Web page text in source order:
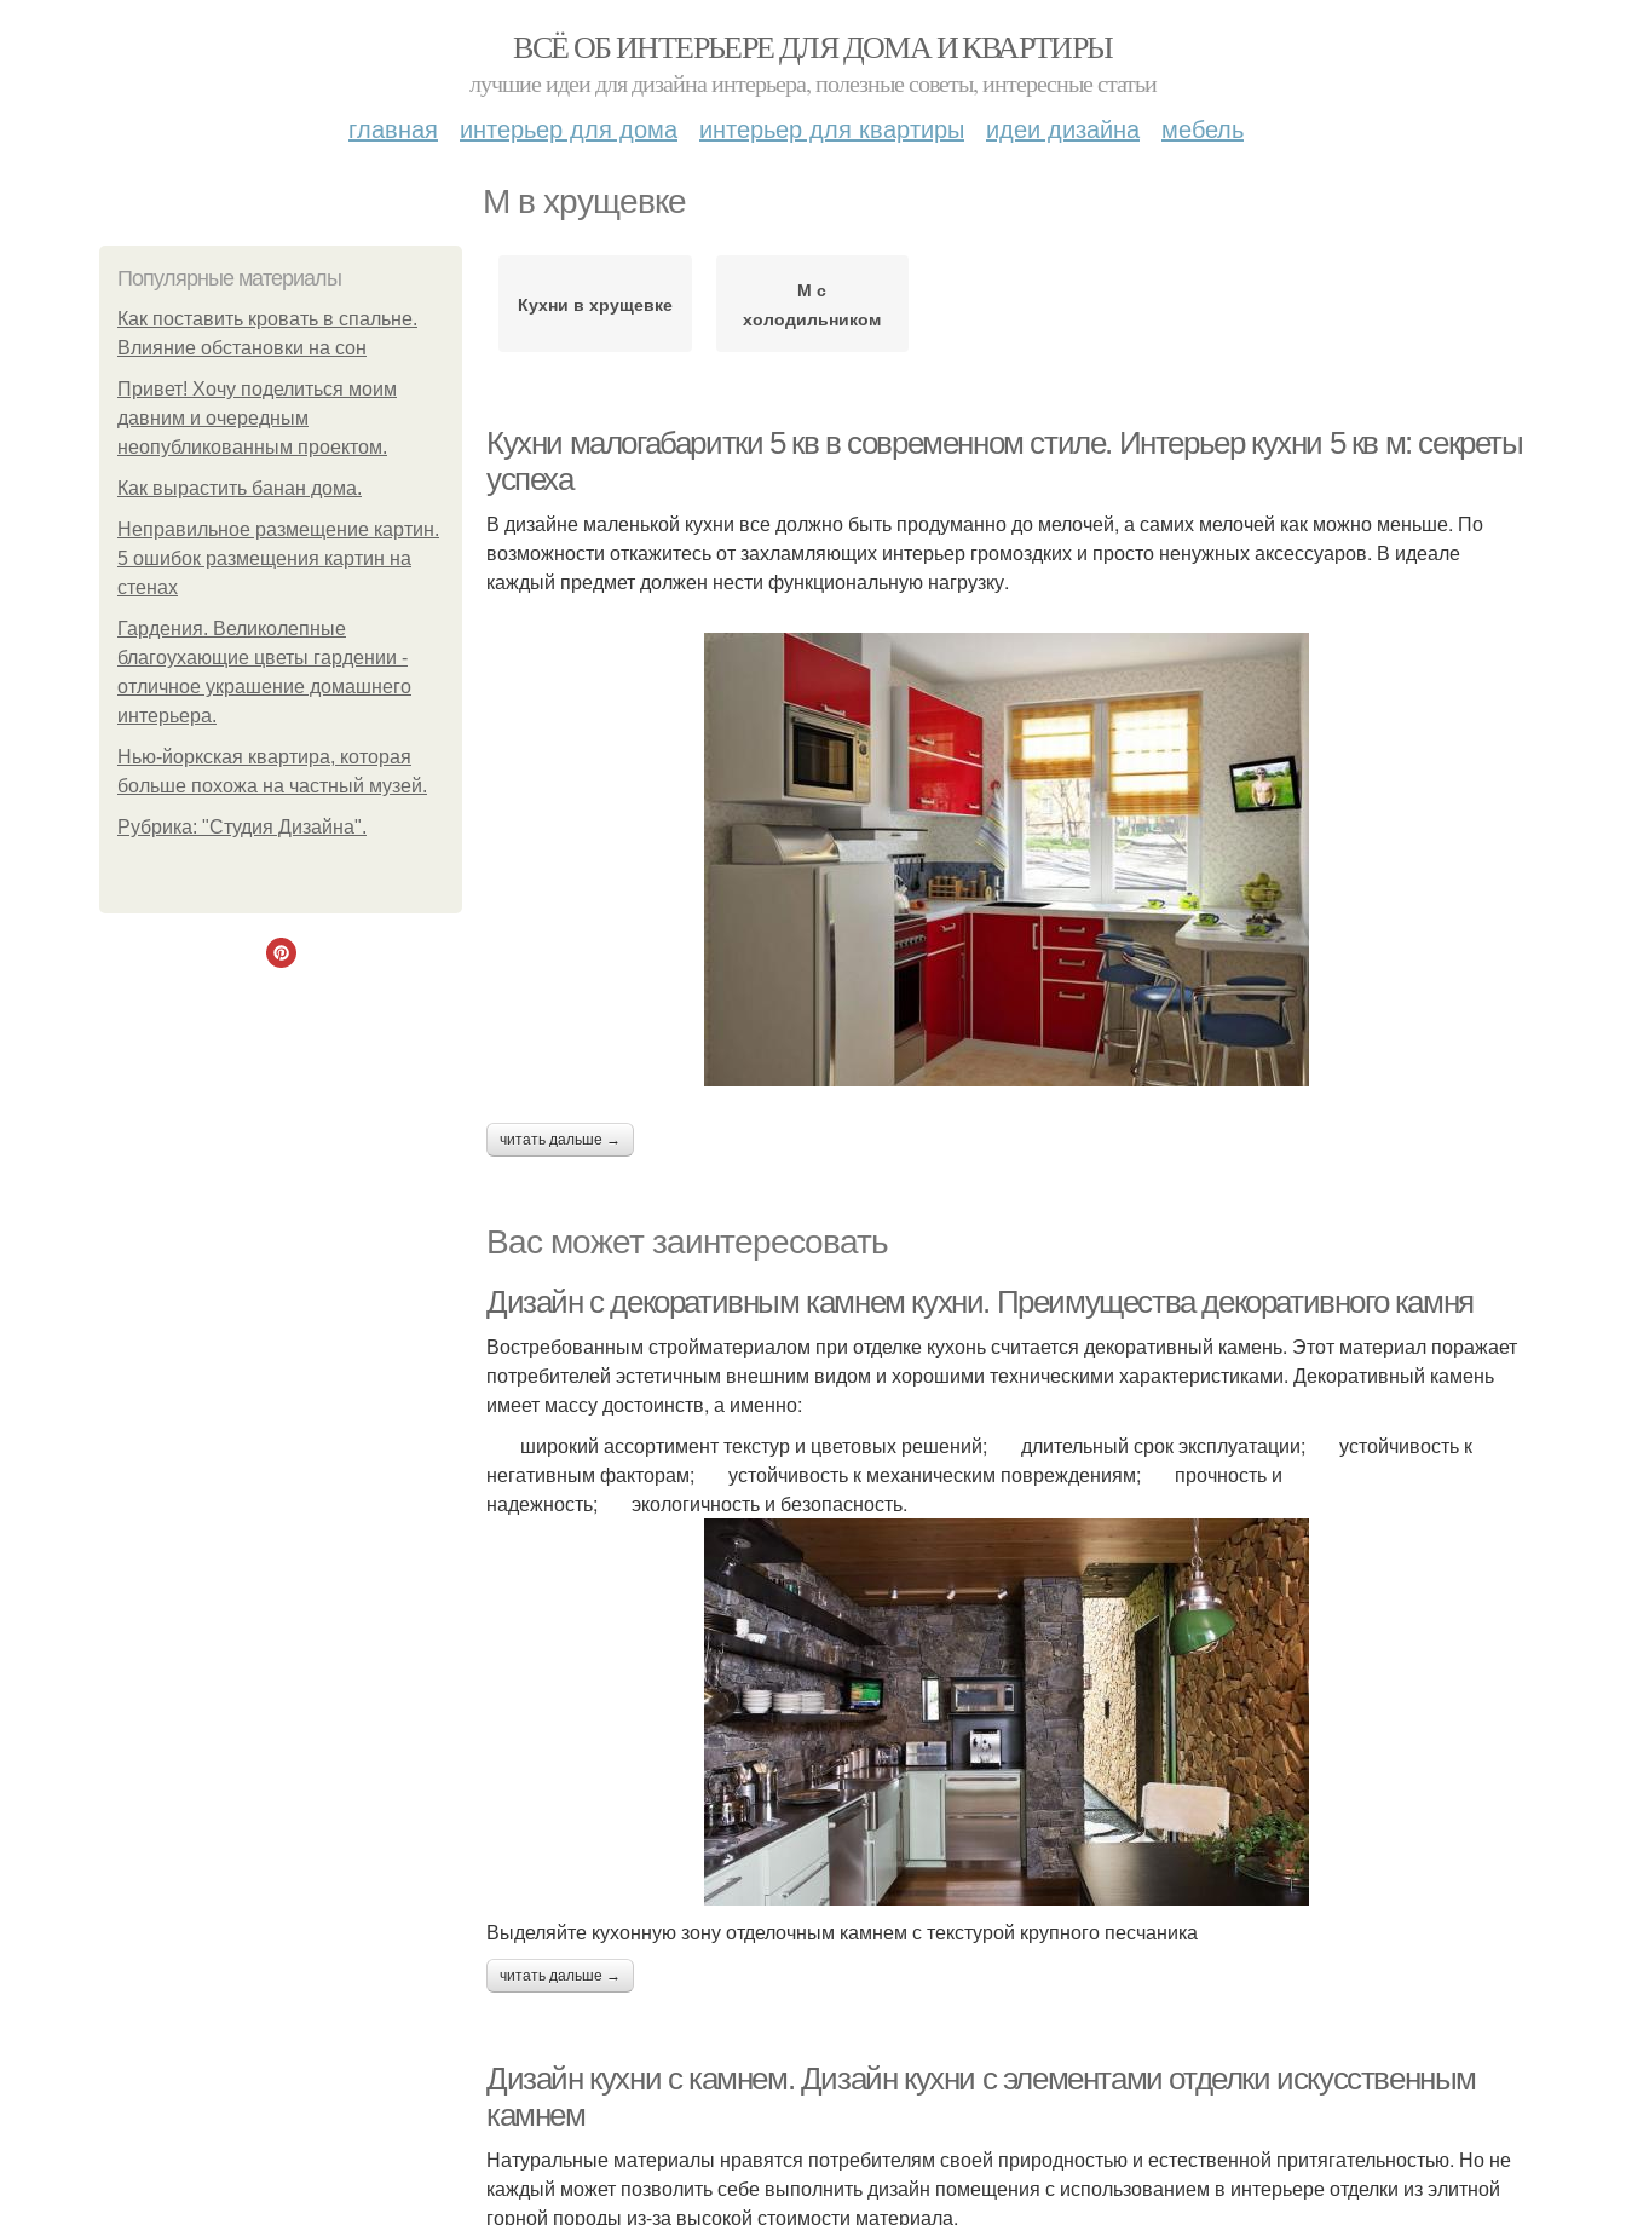
ВСЁ ОБ ИНТЕРЬЕРЕ ДЛЯ ДОМА И КВАРТИРЫ
лучшие идеи для дизайна интерьера, полезные советы, интересные статьи
главная интерьер для дома интерьер для квартиры идеи дизайна мебель
М в хрущевке
Популярные материалы
Как поставить кровать в спальне.
Влияние обстановки на сон
Привет! Хочу поделиться моим
давним и очередным
неопубликованным проектом.
Как вырастить банан дома.
Неправильное размещение картин.
5 ошибок размещения картин на
стенах
Гардения. Великолепные
благоухающие цветы гардении -
отличное украшение домашнего
интерьера.
Нью-йоркская квартира, которая
больше похожа на частный музей.
Рубрика: "Студия Дизайна".
Кухни в хрущевке
М с
холодильником
Кухни малогабаритки 5 кв в современном стиле. Интерьер кухни 5 кв м: секреты
успеха
В дизайне маленькой кухни все должно быть продуманно до мелочей, а самих мелочей как можно меньше. По
возможности откажитесь от захламляющих интерьер громоздких и просто ненужных аксессуаров. В идеале
каждый предмет должен нести функциональную нагрузку.
читать дальше →
Вас может заинтересовать
Дизайн с декоративным камнем кухни. Преимущества декоративного камня
Востребованным стройматериалом при отделке кухонь считается декоративный камень. Этот материал поражает
потребителей эстетичным внешним видом и хорошими техническими характеристиками. Декоративный камень
имеет массу достоинств, а именно:
широкий ассортимент текстур и цветовых решений; длительный срок эксплуатации; устойчивость к
негативным факторам; устойчивость к механическим повреждениям; прочность и
надежность; экологичность и безопасность.
Выделяйте кухонную зону отделочным камнем с текстурой крупного песчаника
читать дальше →
Дизайн кухни с камнем. Дизайн кухни с элементами отделки искусственным
камнем
Натуральные материалы нравятся потребителям своей природностью и естественной притягательностью. Но не
каждый может позволить себе выполнить дизайн помещения с использованием в интерьере отделки из элитной
горной породы из-за высокой стоимости материала.